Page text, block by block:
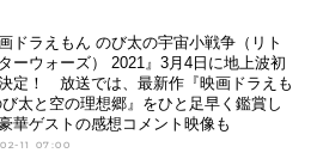
画ドラえもん のび太の宇宙小戦争（リト
ーウォーズ） 2021』3月4日に地上波初
定！ 放送では、最新作『映画ドラえも
び太と空の理想郷』をひと足早く鑑賞し
華ゲストの感想コメント映像も
11 07:00